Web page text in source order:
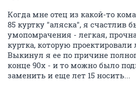
Когда мне отец из какой-то
85 куртку "аляска", я счастлив
умопомрачения - легкая,
куртка, которую
Выкинул я ее по причине
конце 90х - и то можно было
заменить и еще лет 15 носить...